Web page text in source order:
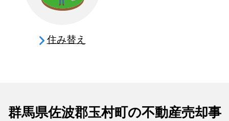
住み替え
群馬県佐波郡玉村町の不動産売却事